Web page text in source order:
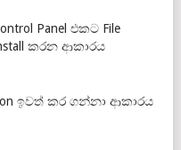
Panel එකට File
කරන ආකාරය
ඉවත් කර ගන්නා ආකාරය